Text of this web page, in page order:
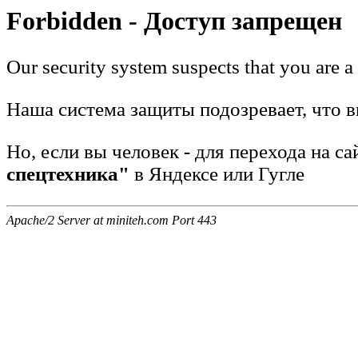
Forbidden - Доступ запрещен
Our security system suspects that you are
Наша система защиты подозревает, что
Но, если вы человек - для перехода на
спецтехника" в Яндексе или Гугле
Apache/2 Server at miniteh.com Port 443